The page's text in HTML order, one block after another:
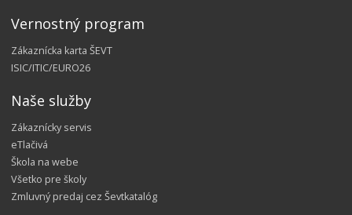
Vernostný program
Zákaznícka karta ŠEVT
ISIC/ITIC/EURO26
Naše služby
Zákaznícky servis
eTlačivá
Škola na webe
Všetko pre školy
Zmluvný predaj cez Ševtkatalóg